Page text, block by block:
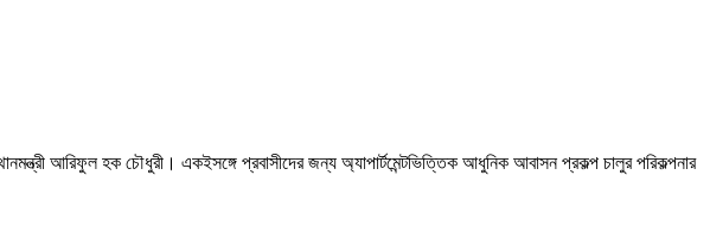
আরিফুল হক চৌধুরী। একইসঙ্গে প্রবাসীদের জন্য অ্যাপার্টমেন্টভিত্তিক আধুনিক আবাসন প্রকল্প চালুর পরিকল্পনার